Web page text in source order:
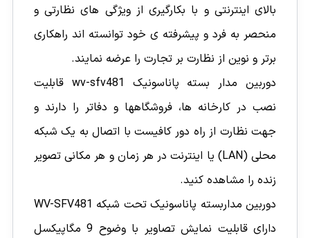
بالای اینترنتی و با بکارگیری از ویژگی های نظارتی و
منحصر به فرد و پیشرفته ی خود توانسته اند راهکاری
برتر و نوین از نظارت بر تجارت را عرضه نمایند.
دوربین مدار بسته پاناسونیک wv-sfv481 قابلیت
نصب در کارخانه ها، فروشگاهها و دفاتر را دارند و
جهت نظارت از راه دور کافیست با اتصال به یک شبکه
محلی (LAN) یا اینترنت در هر زمان و هر مکانی تصویر
زنده را مشاهده کنید.
دوربین مداربسته پاناسونیک تحت شبکه WV-SFV481
دارای قابلیت نمایش تصاویر با وضوح 9 مگاپیکسل